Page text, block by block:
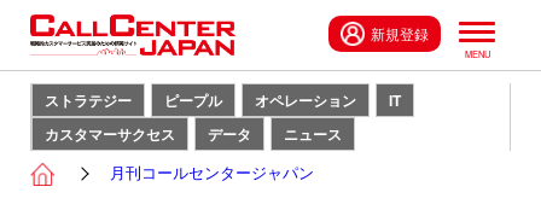
新規登録
ストラテジー ピープル オペレーション
IT
カスタマーサクセス
データ ニュース
月刊コールセンタージャパン